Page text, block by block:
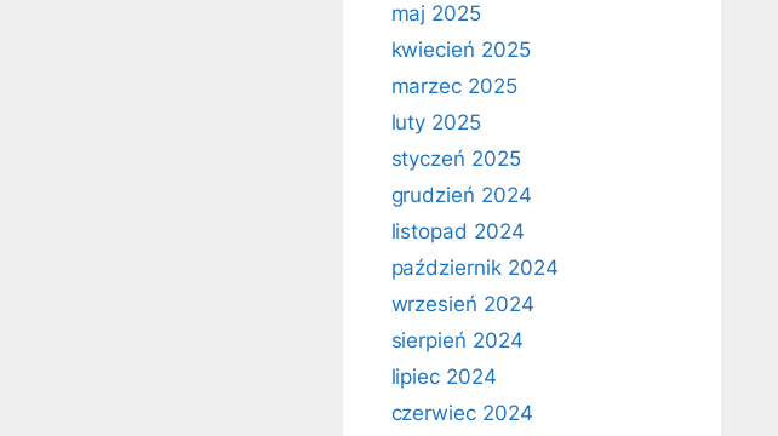
maj 2025
kwiecień 2025
marzec 2025
luty 2025
styczeń 2025
grudzień 2024
listopad 2024
październik 2024
wrzesień 2024
sierpień 2024
lipiec 2024
czerwiec 2024